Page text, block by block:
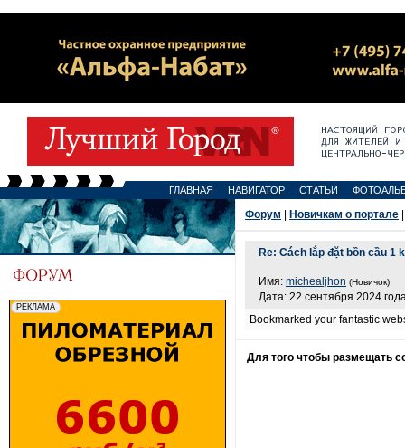
ГЛАВНАЯ НАВИГАТОР СТАТЬИ
Форум Новичкам о портале
Re: Cách lắp đặt bồn cầu 1
Имя: michealjhon (Новичок)
Дата: 22 сентября 2024
Bookmarked your fantastic
Для того чтобы размещать